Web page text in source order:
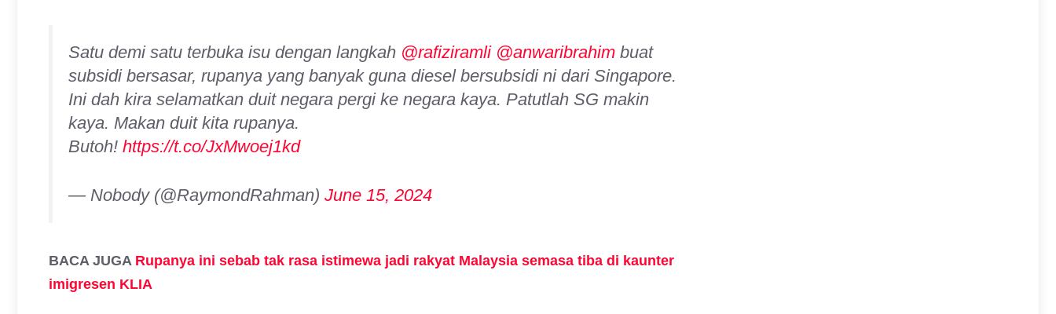
Satu demi satu terbuka isu dengan langkah @rafiziramli @anwaribrahim buat
subsidi bersasar, rupanya yang banyak guna diesel bersubsidi ni dari Singapore.
Ini dah kira selamatkan duit negara pergi ke negara kaya. Patutlah SG makin
kaya. Makan duit kita rupanya.
Butoh! https://t.co/JxMwoej1kd
— Nobody (@RaymondRahman) June 15, 2024
BACA JUGA Rupanya ini sebab tak rasa istimewa jadi rakyat Malaysia semasa tiba di kaunter
imigresen KLIA